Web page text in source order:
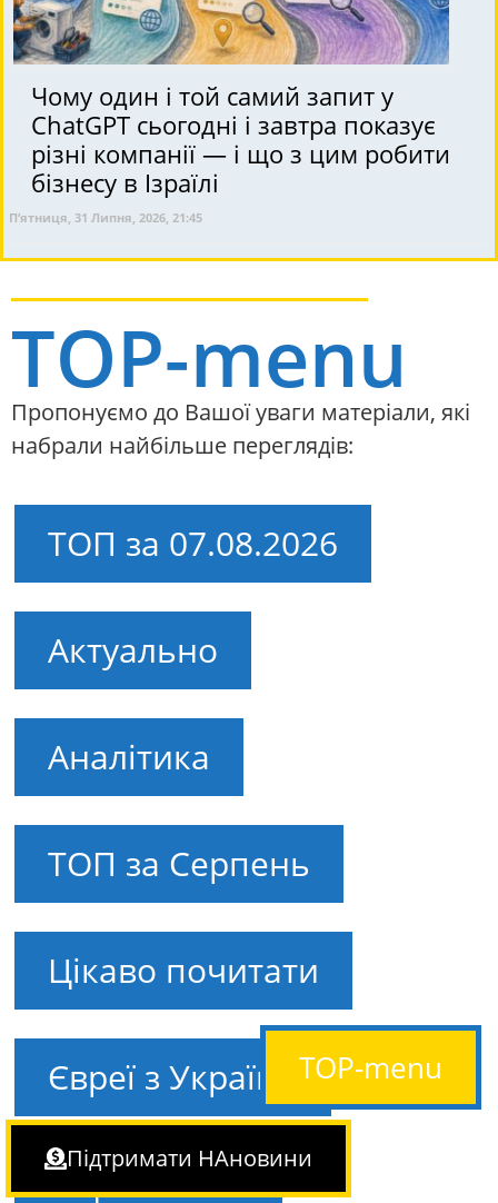
Чому один і той самий запит у
ChatGPT сьогодні і завтра показує
різні компанії — і що з цим робити
бізнесу в Ізраїлі
П’ятниця, 31 Липня, 2026, 21:45
TOP-menu
Пропонуємо до Вашої уваги матеріали, які
набрали найбільше переглядів:
ТОП за 07.08.2026
Актуально
Аналітика
ТОП за Серпень
Цікаво почитати
Євреї з України
!! Це життя…
TOP-menu
Підтримати НАновини